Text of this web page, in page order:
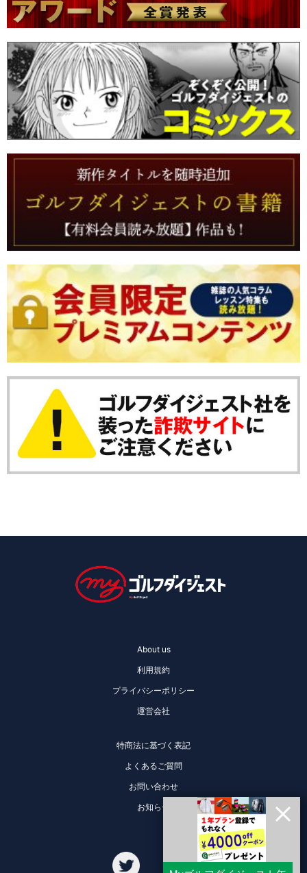
About us
利用規約
プライバシーポリシー
運営会社
特商法に基づく表記
よくあるご質問
お問い合わせ
お知らせ